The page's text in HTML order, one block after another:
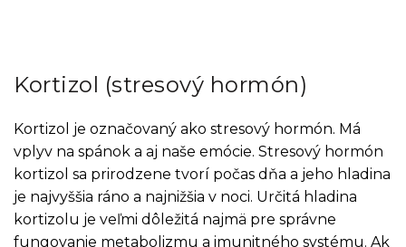
Kortizol (stresový hormón)
Kortizol je označovaný ako stresový hormón. Má
vplyv na spánok a aj naše emócie. Stresový hormón
kortizol sa prirodzene tvorí počas dňa a jeho hladina
je najvyššia ráno a najnižšia v noci. Určitá hladina
kortizolu je veľmi dôležitá najmä pre správne
fungovanie metabolizmu a imunitného systému. Ak